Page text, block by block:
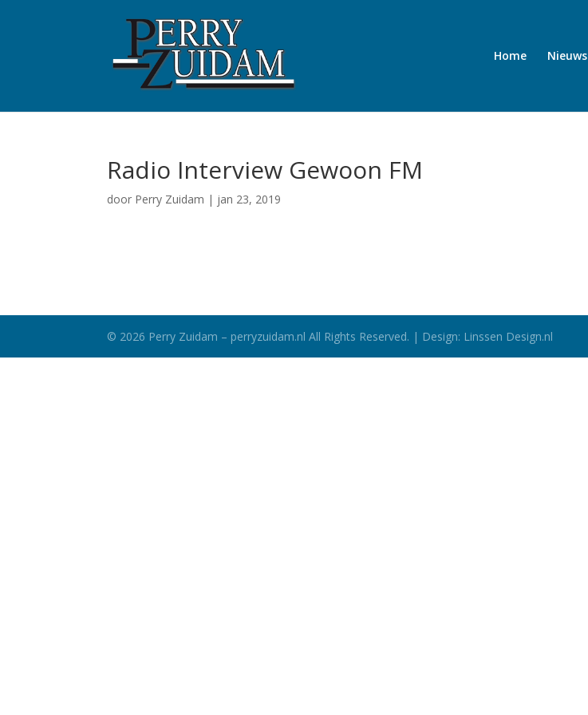
Home Nieuws
Radio Interview Gewoon FM
door Perry Zuidam | jan 23, 2019
© 2026 Perry Zuidam – perryzuidam.nl All Rights Reserved. | Design: Linssen Design.nl